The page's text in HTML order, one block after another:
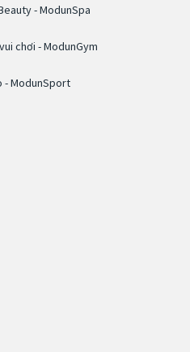
- ModunSpa
chơi - ModunGym
- ModunSport